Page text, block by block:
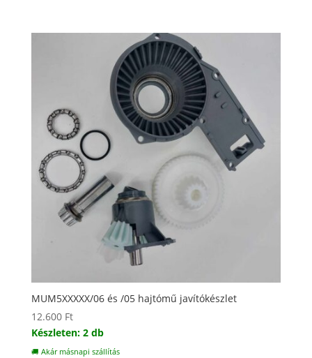
MUM5XXXXX/06 és /05 hajtómű javítókészlet
12.600 Ft
Készleten: 2 db
🚚 Akár másnapi szállítás